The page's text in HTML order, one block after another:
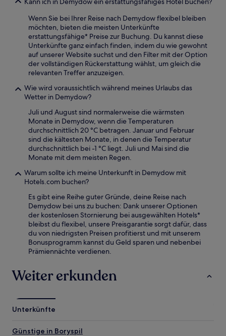
Wenn Sie bei Ihrer Reise nach Demydow flexibel bleiben
möchten, bieten die meisten Unterkünfte
erstattungsfähige* Preise zur Buchung. Du kannst diese
Unterkünfte ganz einfach finden, indem du wie gewohnt
auf unserer Website suchst und den Filter mit der Option
der vollständigen Rückerstattung wählst, um gleich die
relevanten Treffer anzuzeigen.
Wie wird voraussichtlich während meines Urlaubs das
Wetter in Demydow?
Juli und August sind normalerweise die wärmsten
Monate in Demydow, wenn die Temperaturen
durchschnittlich 20 °C betragen. Januar und Februar
sind die kältesten Monate, in denen die Temperatur
durchschnittlich bei -1 °C liegt. Juli und Mai sind die
Monate mit dem meisten Regen.
Warum sollte ich meine Unterkunft in Demydow mit
Hotels.com buchen?
Es gibt eine Reihe guter Gründe, deine Reise nach
Demydow bei uns zu buchen: Dank unserer Optionen
der kostenlosen Stornierung bei ausgewählten Hotels*
bleibst du flexibel, unsere Preisgarantie sorgt dafür, dass
du von niedrigsten Preisen profitierst und mit unserem
Bonusprogramm kannst du Geld sparen und nebenbei
Prämiennächte verdienen.
Weiter erkunden
Unterkünfte
Günstige in Boryspil